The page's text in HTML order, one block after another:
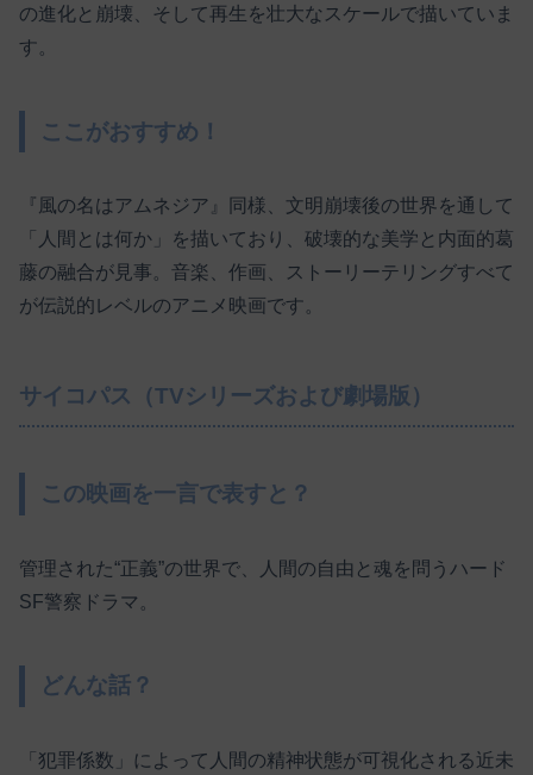
の進化と崩壊、そして再生を壮大なスケールで描いていま
す。
ここがおすすめ！
『風の名はアムネジア』同様、文明崩壊後の世界を通して
「人間とは何か」を描いており、破壊的な美学と内面的葛
藤の融合が見事。音楽、作画、ストーリーテリングすべて
が伝説的レベルのアニメ映画です。
サイコパス（TVシリーズおよび劇場版）
この映画を一言で表すと？
管理された“正義”の世界で、人間の自由と魂を問うハード
SF警察ドラマ。
どんな話？
「犯罪係数」によって人間の精神状態が可視化される近未